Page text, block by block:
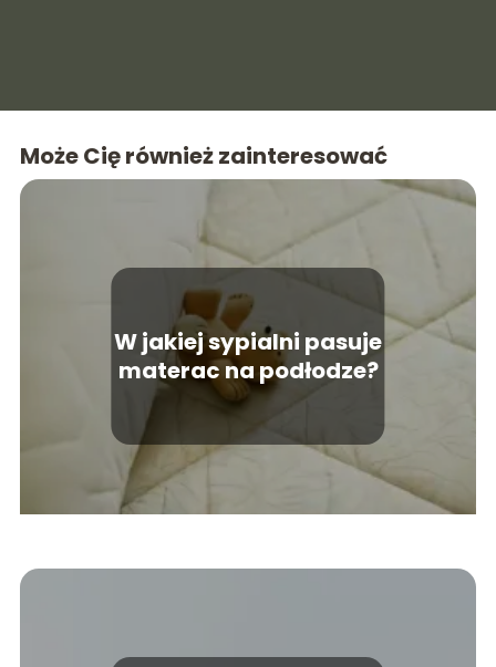
Może Cię również zainteresować
W jakiej sypialni pasuje
materac na podłodze?